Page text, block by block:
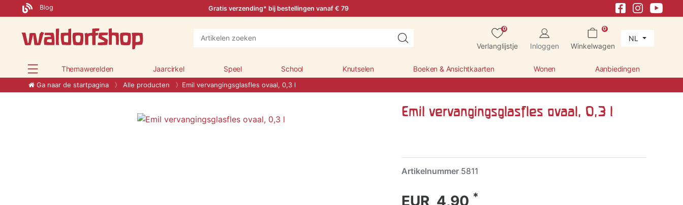
Blog Gratis verzending* bij bestellingen vanaf € 79
0
Verlanglijstje Inloggen
0
Winkelwagen
NL
Themawerelden Jaarcirkel Speel School Knutselen Boeken & Ansichtkaarten Wonen Aanbiedingen
Ga naar de startpagina Alle producten Emil vervangingsglasfles ovaal, 0,3 l
Emil vervangingsglasfles ovaal, 0,3 l
Artikelnummer 5811
EUR 4,90 *